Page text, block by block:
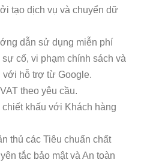
tạo dịch vụ và chuyển dữ
dẫn sử dụng miễn phí
cố, vi phạm chính sách và
với hỗ trợ từ Google.
theo yêu cầu.
khấu với Khách hàng
thủ các Tiêu chuẩn chất
tắc bảo mật và An toàn